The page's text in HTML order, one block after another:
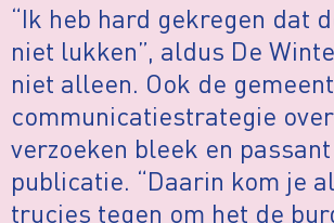
“Ik heb hard gekregen dat
niet lukken”, aldus De
niet alleen. Ook de
communicatiestrategie
verzoeken bleek en
publicatie. “Daarin kom je
trucjes tegen om het de